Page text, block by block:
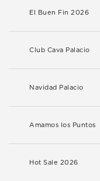
El Buen Fin 2026
Club Cava Palacio
Navidad Palacio
Amamos los Puntos
Hot Sale 2026